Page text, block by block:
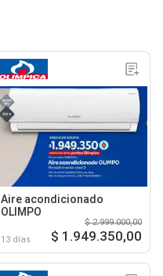
Aire acondicionado
OLIMPO
13 días
$ 2.999.000,00
$ 1.949.350,00